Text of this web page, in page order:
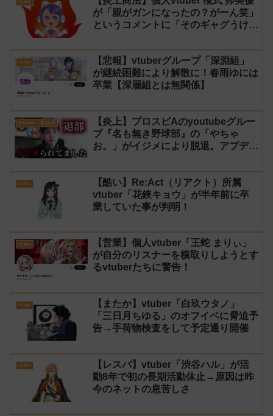
vtuber
が「親がガンになったの？がーん笑」
というコメントに「そのギャグうけ
はオススメしないと投稿し叩かれる
vtuber
【悲報】vtuberグループ「深淵組」
が継続困難により解散に！春雨ゆには
卒業【深層組とは無関係】
Youtuber・配信者
【炎上】プロスピAのyoutubeグルー
プ『名も無き野球部』の「やちゃ
お。」がイジメにより脱退。アプデの
VIPが事実無根だと否定
vtuber
【酷い】Re:Act（リアクト）所属
vtuber「花鋏キョウ」が半年前に卒
業していた事が判明！
vtuber
【営業】個人vtuber「王蛇 まりぃ」
が自分のリスナーを横取りしようとす
るvtuberたちに警告！
vtuber
【またか】vtuber「白玖ウタノ」
「三日月ちゆる」のオフイベに脅迫予
告→手荷物検査をして予定通り開催
vtuber
【レスバ】vtuber「渋谷ハル」が活
動8年で初の長期活動休止→原因は昨
今のネットの息苦しさ